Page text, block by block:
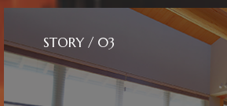
STORY / 03